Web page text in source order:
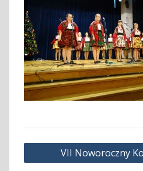
Nawigacja
wpisu
VII Noworoczny